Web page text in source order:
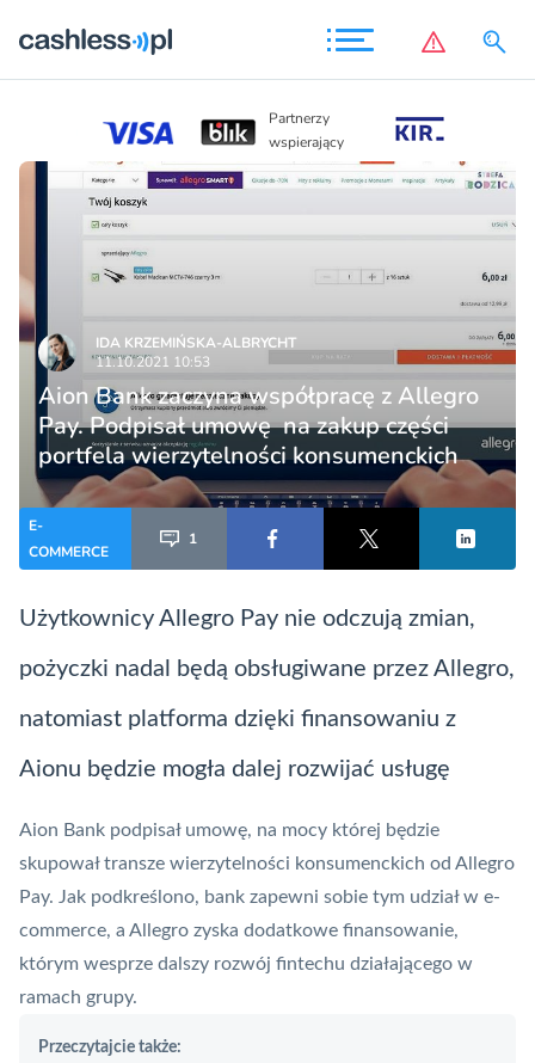
Partnerzy
wspierający
IDA KRZEMIŃSKA-ALBRYCHT
11.10.2021 10:53
Aion Bank zaczyna współpracę z Allegro
Pay. Podpisał umowę na zakup części
portfela wierzytelności konsumenckich
E-
COMMERCE
1
Użytkownicy Allegro Pay nie odczują zmian,
pożyczki nadal będą obsługiwane przez Allegro,
natomiast platforma dzięki finansowaniu z
Aionu będzie mogła dalej rozwijać usługę
Aion Bank podpisał umowę, na mocy której będzie
skupował transze wierzytelności konsumenckich od Allegro
Pay. Jak podkreślono, bank zapewni sobie tym udział w e-
commerce, a Allegro zyska dodatkowe finansowanie,
którym wesprze dalszy rozwój fintechu działającego w
ramach grupy.
Przeczytajcie także: